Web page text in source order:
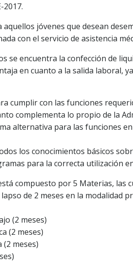
2017.
jóvenes que desean
con el servicio de asistencia
se encuentra la confección de
en cuanto a la salida laboral,
cumplir con las funciones
complementa lo propio de la
alternativa para las funciones
los conocimientos básicos
para la correcta utilización
compuesto por 5 Materias, las
de 2 meses en la
(2 meses)
(2 meses)
meses)